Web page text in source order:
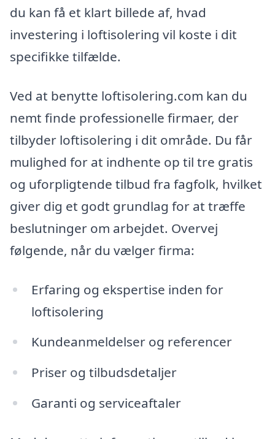
du kan få et klart billede af, hvad
investering i loftisolering vil koste i dit
specifikke tilfælde.
Ved at benytte loftisolering.com kan du
nemt finde professionelle firmaer, der
tilbyder loftisolering i dit område. Du får
mulighed for at indhente op til tre gratis
og uforpligtende tilbud fra fagfolk, hvilket
giver dig et godt grundlag for at træffe
beslutninger om arbejdet. Overvej
følgende, når du vælger firma:
Erfaring og ekspertise inden for
loftisolering
Kundeanmeldelser og referencer
Priser og tilbudsdetaljer
Garanti og serviceaftaler